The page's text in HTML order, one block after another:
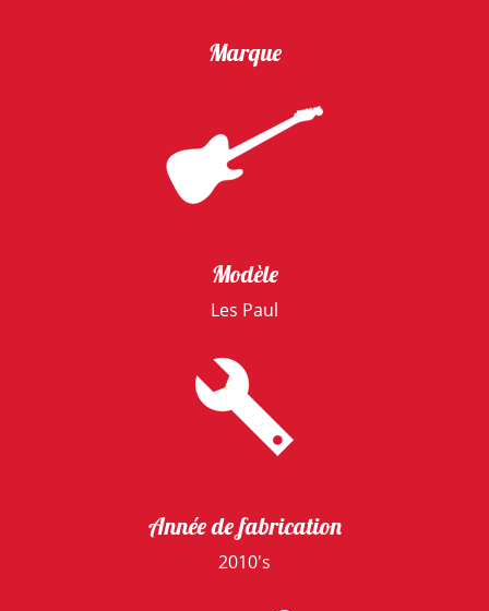
Marque
Modèle
Les Paul
Année de fabrication
2010's